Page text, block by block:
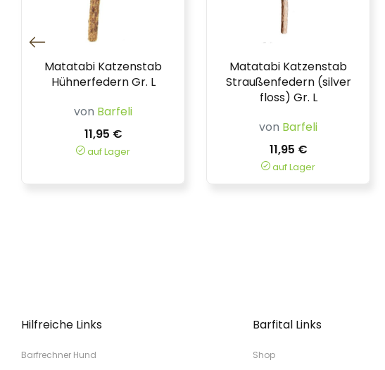
Matatabi Katzenstab
Hühnerfedern Gr. L
von Barfeli
11,95 €
auf Lager
Matatabi Katzenstab
Straußenfedern (silver
floss) Gr. L
von Barfeli
11,95 €
auf Lager
Hilfreiche Links
Barfrechner Hund
Barfital Links
Shop